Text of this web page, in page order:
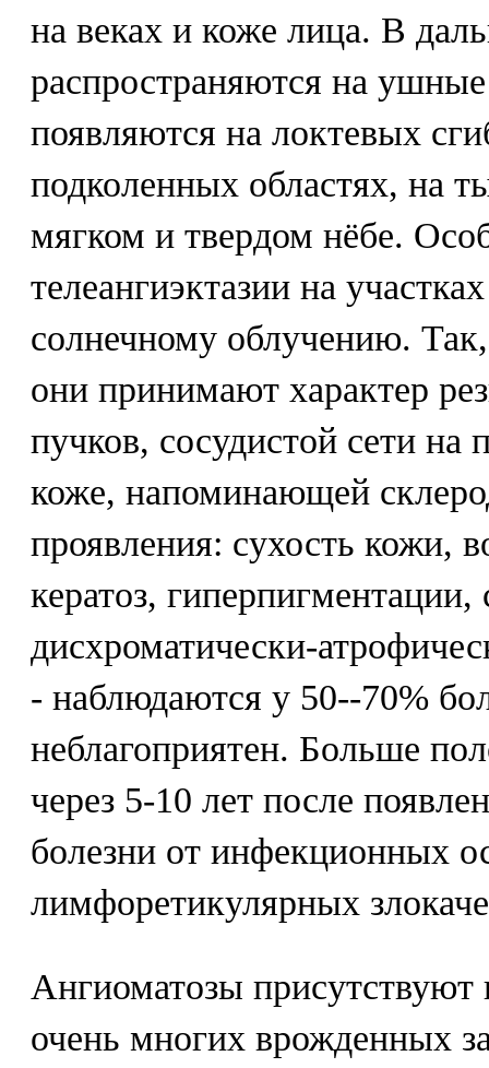
на веках и коже лица. В
распространяются на
появляются на локтевых
подколенных областях, на
мягком и твердом нёбе.
телеангиэктазии на
солнечному облучению.
они принимают характер
пучков, сосудистой сети на
коже, напоминающей
проявления: сухость кожи,
кератоз, гиперпигментации,
дисхроматически-
- наблюдаются у 50--70%
неблагоприятен. Больше
через 5-10 лет после
болезни от инфекционных
лимфоретикулярных
Ангиоматозы
очень многих врожденных